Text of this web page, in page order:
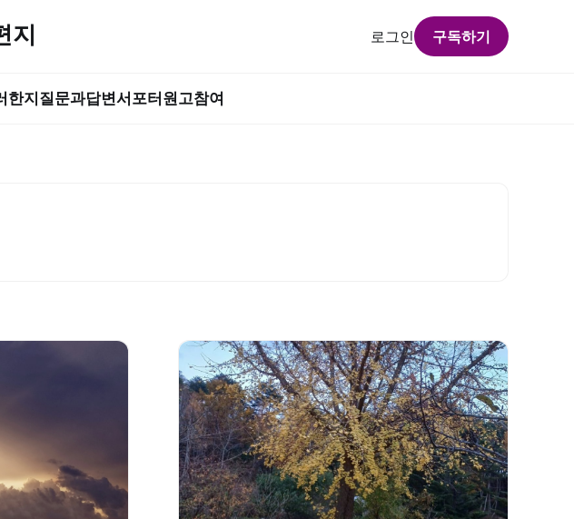
지
한지질문과답변서포터원고참여
로그인 구독하기